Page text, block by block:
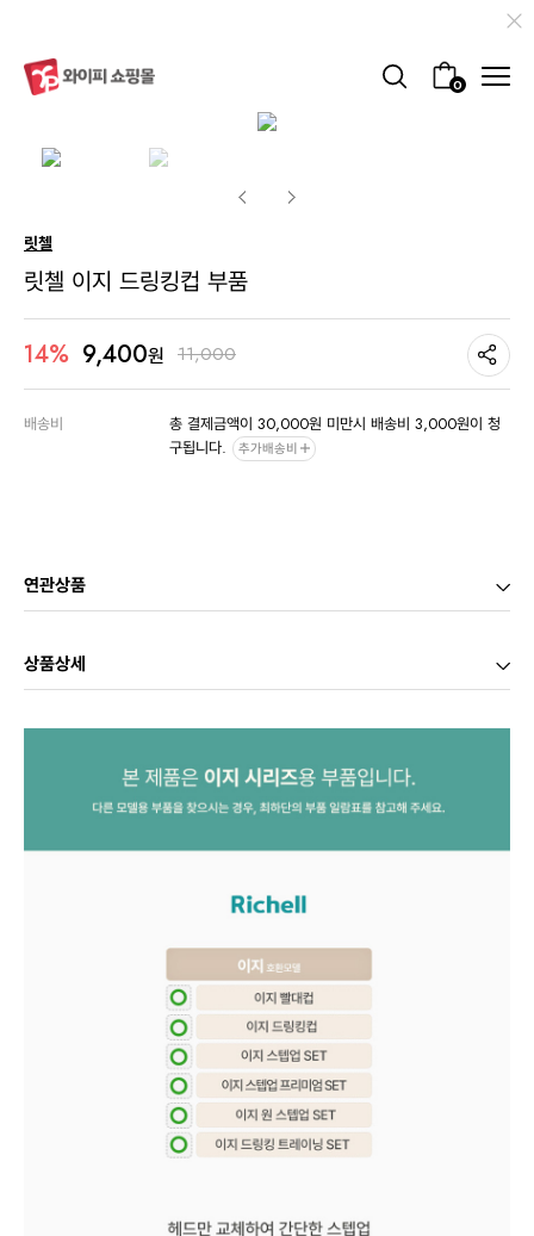
0
릿첼
릿첼 이지 드링킹컵 부품
14% 9,400원 11,000
배송비
총 결제금액이 30,000원 미만시 배송비 3,000원이 청
구됩니다.
추가배송비
연관상품
상품상세